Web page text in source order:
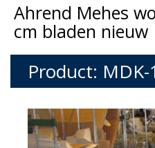
Ahrend Mehes
cm bladen nieuw
Product: